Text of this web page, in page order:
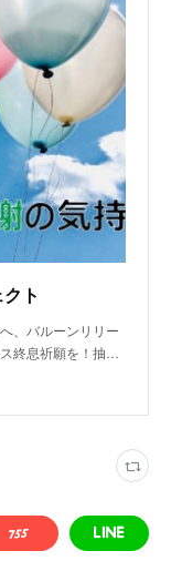
クト
、バルーンリリー
終息祈願を！抽…